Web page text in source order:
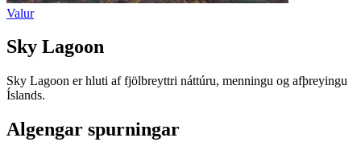
Valur
Sky Lagoon
Sky Lagoon er hluti af fjölbreyttri náttúru, menningu og afþreyingu
Íslands.
Algengar spurningar